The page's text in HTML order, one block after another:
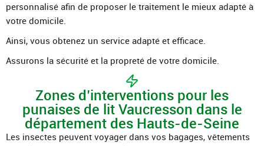
personnalisé afin de proposer le traitement le mieux adapté à
votre domicile.
Ainsi, vous obtenez un service adapté et efficace.
Assurons la sécurité et la propreté de votre domicile.
Zones d’interventions pour les
punaises de lit Vaucresson dans le
département des Hauts-de-Seine
Les insectes peuvent voyager dans vos bagages, vêtements